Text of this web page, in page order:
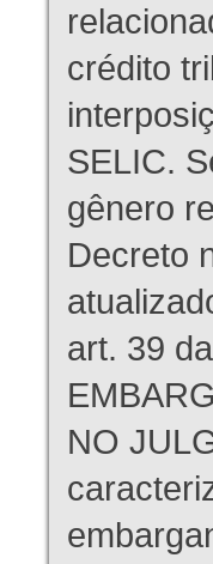
crédito
SELIC.
gênero
Decreto
art. 39
NO